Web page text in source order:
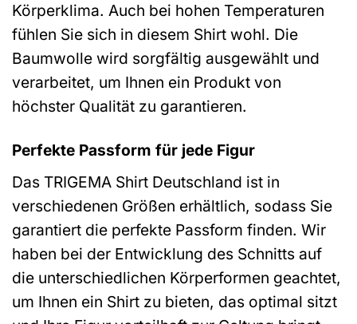
Körperklima. Auch bei hohen Temperaturen
fühlen Sie sich in diesem Shirt wohl. Die
Baumwolle wird sorgfältig ausgewählt und
verarbeitet, um Ihnen ein Produkt von
höchster Qualität zu garantieren.
Perfekte Passform für jede Figur
Das TRIGEMA Shirt Deutschland ist in
verschiedenen Größen erhältlich, sodass Sie
garantiert die perfekte Passform finden. Wir
haben bei der Entwicklung des Schnitts auf
die unterschiedlichen Körperformen geachtet,
um Ihnen ein Shirt zu bieten, das optimal sitzt